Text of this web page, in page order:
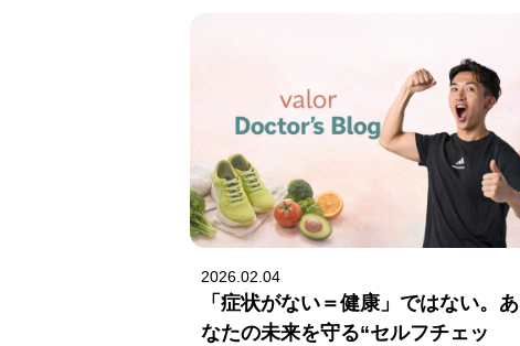
2026.02.04
「症状がない＝健康」ではない。あ
なたの未来を守る“セルフチェッ